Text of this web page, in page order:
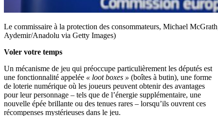
Le commissaire à la protection des consommateurs, Michael
Aydemir/Anadolu via Getty Images)
Voler votre temps
Un mécanisme de jeu qui préoccupe particulièrement les députés est
une fonctionnalité appelée « loot boxes » (boîtes à butin), une forme
de loterie numérique où les joueurs peuvent obtenir des avantages
pour leur personnage – tels que de l’énergie supplémentaire, une
nouvelle épée brillante ou des tenues rares – lorsqu’ils ouvrent ces
récompenses mystérieuses dans le jeu.